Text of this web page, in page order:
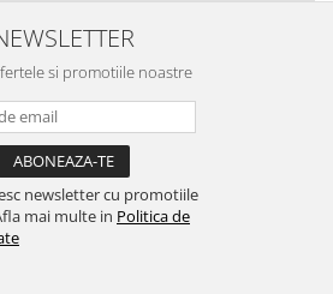
si promotiile noastre
newsletter cu promotiile
mai multe in Politica de